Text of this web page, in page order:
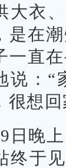
大衣
是在
一直
说：“
很想回
日晚
终于